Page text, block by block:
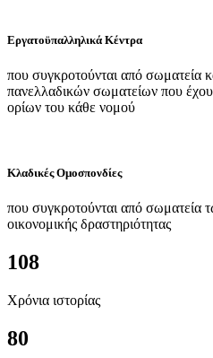
Εργατοϋπαλληλικά Κέντρα
που συγκροτούνται από σωματεία
πανελλαδικών σωματείων που
ορίων του κάθε νομού
Κλαδικές Ομοσπονδίες
που συγκροτούνται από σωματεία
οικονομικής δραστηριότητας
108
Χρόνια ιστορίας
80